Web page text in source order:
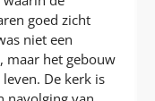
goed zicht
niet een
maar het gebouw
De kerk is